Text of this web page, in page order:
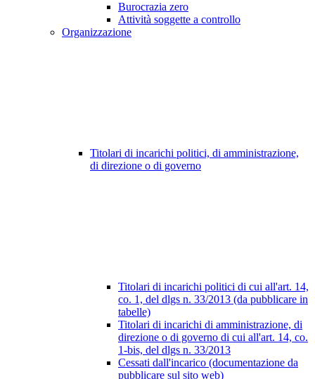
Burocrazia zero
Attività soggette a controllo
Organizzazione
Titolari di incarichi politici, di amministrazione,
di direzione o di governo
Titolari di incarichi politici di cui all'art. 14,
co. 1, del dlgs n. 33/2013 (da pubblicare in
tabelle)
Titolari di incarichi di amministrazione, di
direzione o di governo di cui all'art. 14, co.
1-bis, del dlgs n. 33/2013
Cessati dall'incarico (documentazione da
pubblicare sul sito web)